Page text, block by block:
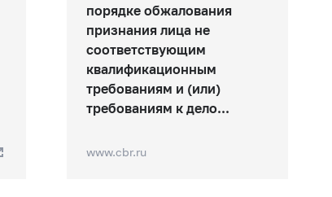
порядке обжалования
признания лица не
соответствующим
квалификационным
требованиям и (или)
требованиям к дело...
www.cbr.ru